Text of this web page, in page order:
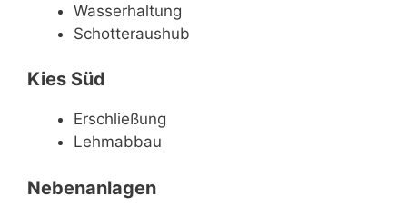
Wasserhaltung
Schotteraushub
Kies Süd
Erschließung
Lehmabbau
Nebenanlagen